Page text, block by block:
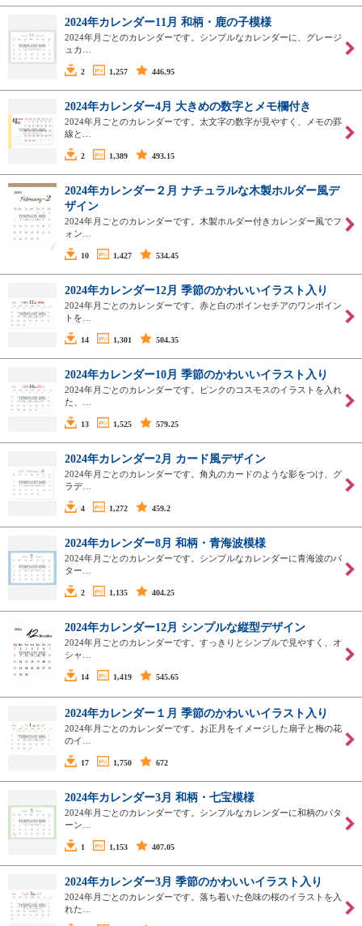
2024年カレンダー11月 和柄・鹿の子模様
2024年月ごとのカレンダーです。シンプルなカレンダーに、グレージ
ュカ…
2 1,257 446.95
2024年カレンダー4月 大きめの数字とメモ欄付き
2024年月ごとのカレンダーです。太文字の数字が見やすく、メモの罫
線と…
2 1,389 493.15
2024年カレンダー２月 ナチュラルな木製ホルダー風デ
ザイン
2024年月ごとのカレンダーです。木製ホルダー付きカレンダー風でフ
ォン…
10 1,427 534.45
2024年カレンダー12月 季節のかわいいイラスト入り
2024年月ごとのカレンダーです。赤と白のポインセチアのワンポイン
トを…
14 1,301 504.35
2024年カレンダー10月 季節のかわいいイラスト入り
2024年月ごとのカレンダーです。ピンクのコスモスのイラストを入れ
た、…
13 1,525 579.25
2024年カレンダー2月 カード風デザイン
2024年月ごとのカレンダーです。角丸のカードのような影をつけ、グ
ラデ…
4 1,272 459.2
2024年カレンダー8月 和柄・青海波模様
2024年月ごとのカレンダーです。シンプルなカレンダーに青海波のパ
ター…
2 1,135 404.25
2024年カレンダー12月 シンプルな縦型デザイン
2024年月ごとのカレンダーです。すっきりとシンプルで見やすく、オ
シャ…
14 1,419 545.65
2024年カレンダー１月 季節のかわいいイラスト入り
2024年月ごとのカレンダーです。お正月をイメージした扇子と梅の花
のイ…
17 1,750 672
2024年カレンダー3月 和柄・七宝模様
2024年月ごとのカレンダーです。シンプルなカレンダーに和柄のパタ
ーン…
1 1,153 407.05
2024年カレンダー3月 季節のかわいいイラスト入り
2024年月ごとのカレンダーです。落ち着いた色味の桜のイラストを入
れた…